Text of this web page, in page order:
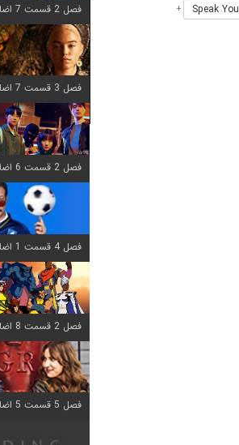
+ فصل 2 قسمت 7 اضافه شد
فصل 3 قسمت 7 اضافه شد
فصل 2 قسمت 6 اضافه شد
فصل 4 قسمت 1 اضافه شد
فصل 2 قسمت 8 اضافه شد
فصل 5 قسمت 5 اضافه شد